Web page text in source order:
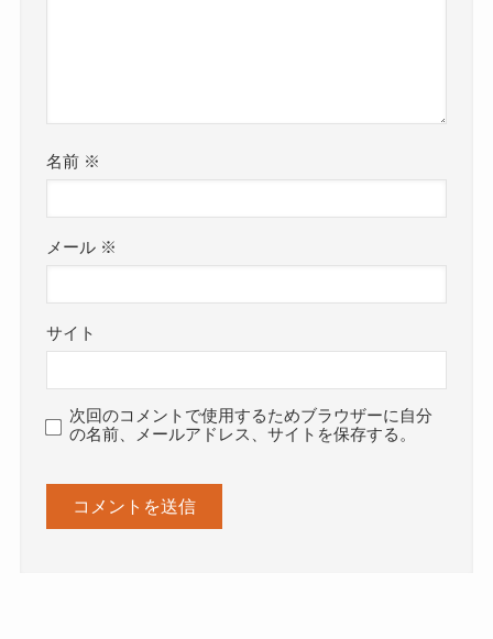
名前 ※
メール ※
サイト
次回のコメントで使用するためブラウザーに自分
の名前、メールアドレス、サイトを保存する。